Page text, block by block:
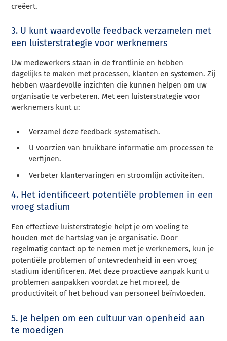
creëert.
3. U kunt waardevolle feedback verzamelen met
een luisterstrategie voor werknemers
Uw medewerkers staan in de frontlinie en hebben
dagelijks te maken met processen, klanten en systemen. Zij
hebben waardevolle inzichten die kunnen helpen om uw
organisatie te verbeteren. Met een luisterstrategie voor
werknemers kunt u:
Verzamel deze feedback systematisch.
U voorzien van bruikbare informatie om processen te
verfijnen.
Verbeter klantervaringen en stroomlijn activiteiten.
4. Het identificeert potentiële problemen in een
vroeg stadium
Een effectieve luisterstrategie helpt je om voeling te
houden met de hartslag van je organisatie. Door
regelmatig contact op te nemen met je werknemers, kun je
potentiële problemen of ontevredenheid in een vroeg
stadium identificeren. Met deze proactieve aanpak kunt u
problemen aanpakken voordat ze het moreel, de
productiviteit of het behoud van personeel beïnvloeden.
5. Je helpen om een cultuur van openheid aan
te moedigen